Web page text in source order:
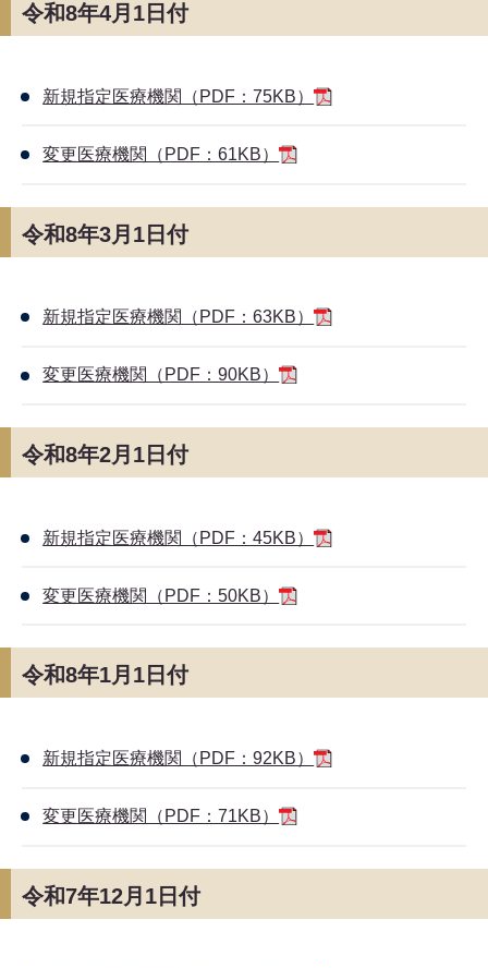
令和8年4月1日付
新規指定医療機関（PDF：75KB）
変更医療機関（PDF：61KB）
令和8年3月1日付
新規指定医療機関（PDF：63KB）
変更医療機関（PDF：90KB）
令和8年2月1日付
新規指定医療機関（PDF：45KB）
変更医療機関（PDF：50KB）
令和8年1月1日付
新規指定医療機関（PDF：92KB）
変更医療機関（PDF：71KB）
令和7年12月1日付